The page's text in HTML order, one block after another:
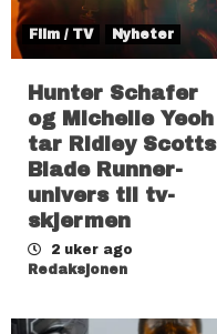
Film / TV Nyheter
Hunter Schafer
og Michelle Yeoh
tar Ridley Scotts
Blade Runner-
univers til tv-
skjermen
2 uker ago
Redaksjonen